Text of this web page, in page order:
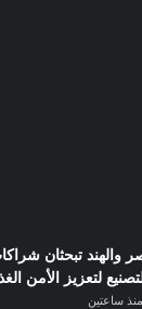
والهند تبحثان
لتعزيز الأمن
منذ ساعتين